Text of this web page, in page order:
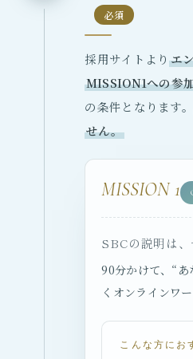
必須
採用サイトよりエ
MISSION1への参
の条件となります
せん。
MISSION 1
SBCの説明は、
90分かけて、“あ
くオンラインワー
こんな方にお